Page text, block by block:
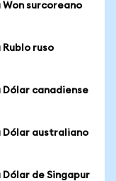
Won surcoreano
Rublo ruso
Dólar canadiense
Dólar australiano
Dólar de Singapur